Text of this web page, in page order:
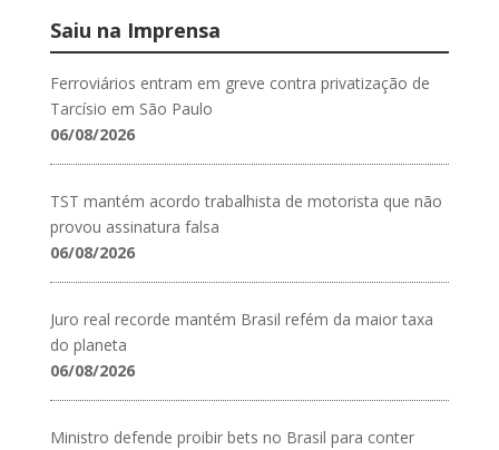
Saiu na Imprensa
Ferroviários entram em greve contra privatização de
Tarcísio em São Paulo
06/08/2026
TST mantém acordo trabalhista de motorista que não
provou assinatura falsa
06/08/2026
Juro real recorde mantém Brasil refém da maior taxa
do planeta
06/08/2026
Ministro defende proibir bets no Brasil para conter